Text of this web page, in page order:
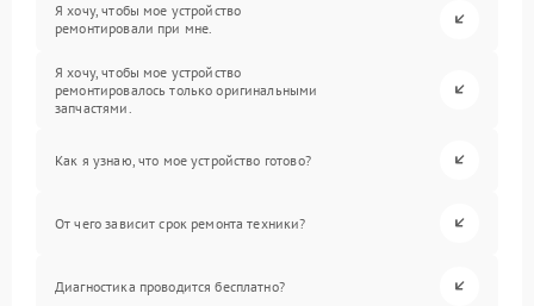
Я хочу, чтобы мое устройство
ремонтировали при мне.
Я хочу, чтобы мое устройство
ремонтировалось только оригинальными
запчастями.
Как я узнаю, что мое устройство готово?
От чего зависит срок ремонта техники?
Диагностика проводится бесплатно?